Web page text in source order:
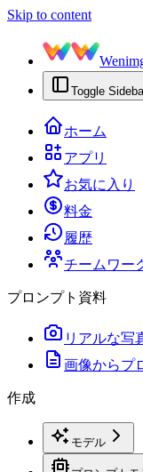
Skip to content
Toggle
ホーム
アプリ
お気に入り
料金
履歴
チームワー
プロンプト資料
リアルな写
画像からプ
作成
モデル